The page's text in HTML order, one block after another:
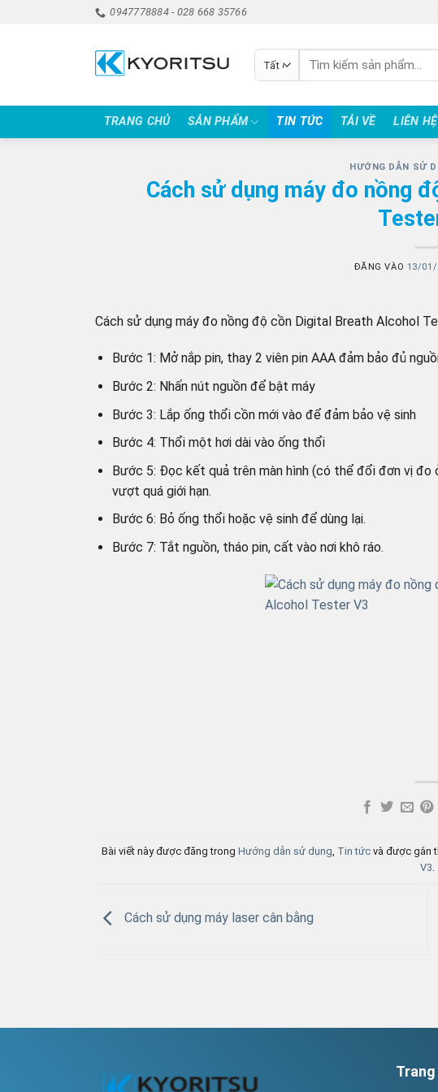
0947778884 - 028 668 35766
kiếm:
TRANG CHỦ SẢN PHẨM TIN TỨC TẢI VỀ LIÊN HỆ
HƯỚNG DẪN SỬ
Cách sử dụng máy đo nồng
ĐĂNG VÀO 13/01/
Cách sử dụng máy đo nồng độ cồn Digital Breath Alcohol
Bước 1: Mở nắp pin, thay 2 viên pin AAA đảm bảo đủ
Bước 2: Nhấn nút nguồn để bật máy
Bước 3: Lắp ống thổi cồn mới vào để đảm bảo vệ sinh
Bước 4: Thổi một hơi dài vào ống thổi
Bước 5: Đọc kết quả trên màn hình (có thể đổi đơn vị đo
vượt quá giới hạn.
Bước 6: Bỏ ống thổi hoặc vệ sinh để dùng lại.
Bước 7: Tắt nguồn, tháo pin, cất vào nơi khô ráo.
Bài viết này được đăng trong Hướng dẫn sử dụng Tin tứcvà được gắn
V3
Cách sử dụng máy laser cân bằng